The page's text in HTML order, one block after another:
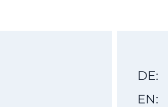
DE:
EN: